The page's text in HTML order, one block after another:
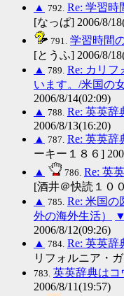
▲ 792. Re: 学習時
[なっぱ] 2006/8/
791. 学習時間
[とうふ] 2006/8/
▲ 789. Re: カリフ
います。/米国の
2006/8/14(02:09)
▲ 788. Re: 英英辞
2006/8/13(16:20)
▲ 787. Re: 英英辞
ーキー１８６]
▲
786. Re: 英
[酒井＠快読１０
▲ 785. Re: 米国
外の海外生活）
▼
2006/8/12(09:26)
▲ 784. Re: 英英辞
リフォルニア・
783. 英英辞典はコ
2006/8/11(19:57)